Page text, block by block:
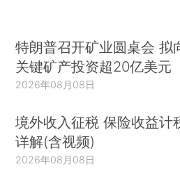
特朗普召开矿业圆桌会 拟
关键矿产投资超20亿美元
2026年08月08日
境外收入征税 保险收益计
详解(含视频)
2026年08月08日